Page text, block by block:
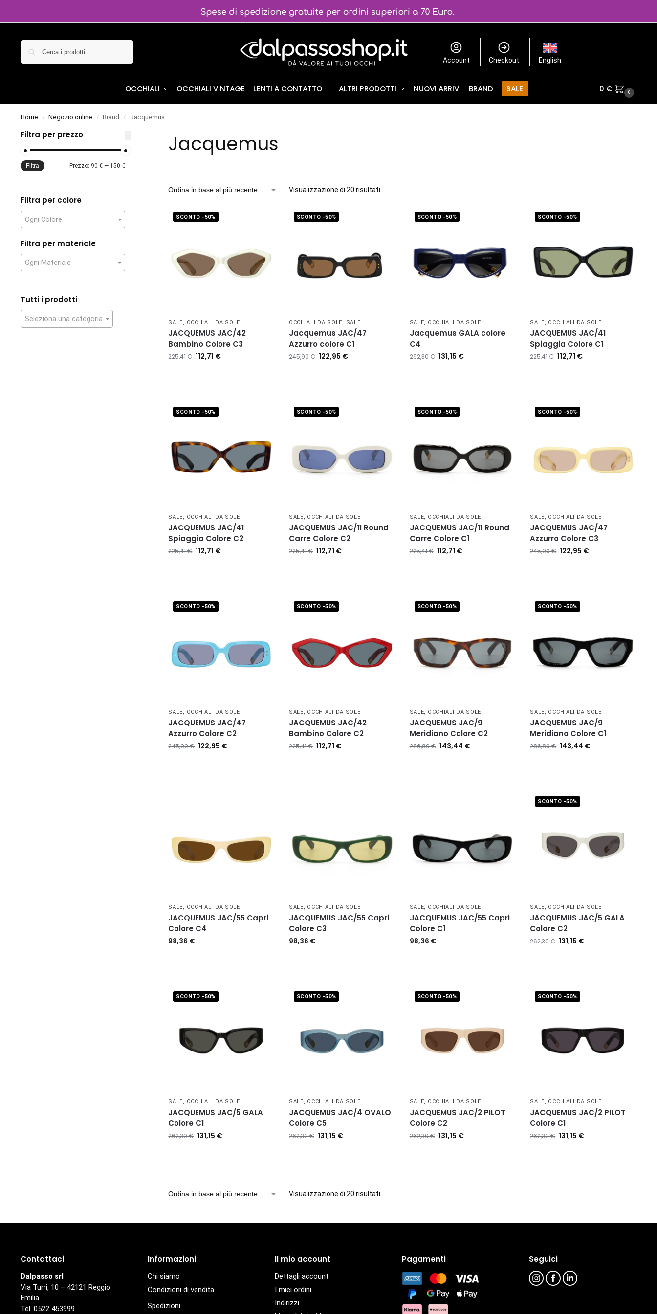
Account Checkout English
OCCHIALI OCCHIALI VINTAGE LENTI A CONTATTO ALTRI PRODOTTI NUOVI ARRIVI BRAND SALE 0 € 0
Home / Negozio online / Brand / Jacquemus
Jacquemus
Visualizzazione di 20 risultati
SCONTO -50%
SALE, OCCHIALI DA SOLE
JACQUEMUS JAC/42
Bambino Colore C3
225,41€ 112,71 €
SCONTO -50%
OCCHIALI DA SOLE, SALE
Jacquemus JAC/47
Azzurro colore C1
245,90€ 122,95 €
SCONTO -50%
SALE, OCCHIALI DA SOLE
Jacquemus GALA colore
C4
262,30€ 131,15 €
SCONTO -50%
SALE, OCCHIALI DA SOLE
JACQUEMUS JAC/41
Spiaggia Colore C1
225,41€ 112,71 €
SCONTO -50%
SALE, OCCHIALI DA SOLE
JACQUEMUS JAC/41
Spiaggia Colore C2
225,41€ 112,71 €
SCONTO -50%
SALE, OCCHIALI DA SOLE
JACQUEMUS JAC/11 Round
Carre Colore C2
225,41€ 112,71 €
SCONTO -50%
SALE, OCCHIALI DA SOLE
JACQUEMUS JAC/11 Round
Carre Colore C1
225,41€ 112,71 €
SCONTO -50%
SALE, OCCHIALI DA SOLE
JACQUEMUS JAC/47
Azzurro Colore C3
245,90€ 122,95 €
SCONTO -50%
SALE, OCCHIALI DA SOLE
JACQUEMUS JAC/47
Azzurro Colore C2
245,90€ 122,95 €
SCONTO -50%
SALE, OCCHIALI DA SOLE
JACQUEMUS JAC/42
Bambino Colore C2
225,41€ 112,71 €
SCONTO -50%
SALE, OCCHIALI DA SOLE
JACQUEMUS JAC/9
Meridiano Colore C2
286,89€ 143,44 €
SCONTO -50%
SALE, OCCHIALI DA SOLE
JACQUEMUS JAC/9
Meridiano Colore C1
286,89€ 143,44 €
SALE OCCHIALI DA SOLE
JACQUEMUS JAC/55 Capri
Colore C4
98,36 €
SALE OCCHIALI DA SOLE
JACQUEMUS JAC/55 Capri
Colore C3
98,36 €
SALE OCCHIALI DA SOLE
JACQUEMUS JAC/55 Capri
Colore C1
98,36 €
SCONTO -50%
SALE OCCHIALI DA SOLE
JACQUEMUS JAC/5 GALA
Colore C2
262,30€ 131,15 €
SCONTO -50%
SALE, OCCHIALI DA SOLE
JACQUEMUS JAC/5 GALA
Colore C1
262,30€ 131,15 €
SCONTO -50%
SALE, OCCHIALI DA SOLE
JACQUEMUS JAC/4 OVALO
Colore C5
262,30€ 131,15 €
SCONTO -50%
SALE, OCCHIALI DA SOLE
JACQUEMUS JAC/2 PILOT
Colore C2
262,30€ 131,15 €
SCONTO -50%
SALE, OCCHIALI DA SOLE
JACQUEMUS JAC/2 PILOT
Colore C1
262,30€ 131,15 €
Visualizzazione di 20 risultati
Filtra per prezzo
Filtra Prezzo: 90 € — 150 €
Filtra per colore
Ogni Colore
Filtra per materiale
Ogni Materiale
Tutti i prodotti
Seleziona una categoria
Contattaci
Dalpasso srl
Via Turri, 10 – 42121 Reggio
Emilia
Tel. 0522 453999
Informazioni
Chi siamo
Condizioni di vendita
Spedizioni
Il mio account
Dettagli account
I miei ordini
Indirizzi
Pagamenti Seguici